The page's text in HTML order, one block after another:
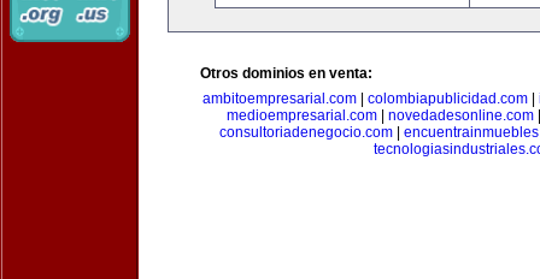
Otros dominios en venta:
ambitoempresarial.com| colombiapublicidad.com|
medioempresarial.com| novedadesonline.com
consultoriadenegocio.com|